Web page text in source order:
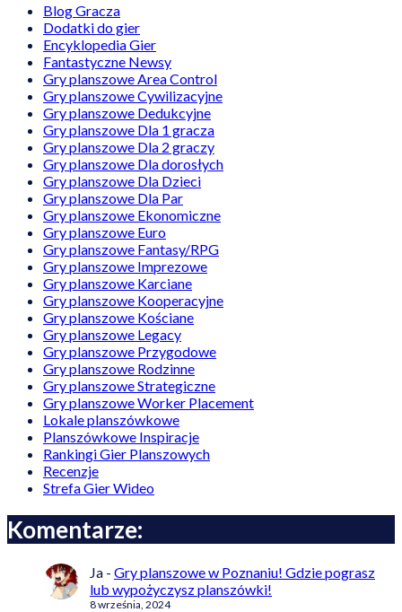
Blog Gracza
Dodatki do gier
Encyklopedia Gier
Fantastyczne Newsy
Gry planszowe Area Control
Gry planszowe Cywilizacyjne
Gry planszowe Dedukcyjne
Gry planszowe Dla 1 gracza
Gry planszowe Dla 2 graczy
Gry planszowe Dla dorosłych
Gry planszowe Dla Dzieci
Gry planszowe Dla Par
Gry planszowe Ekonomiczne
Gry planszowe Euro
Gry planszowe Fantasy/RPG
Gry planszowe Imprezowe
Gry planszowe Karciane
Gry planszowe Kooperacyjne
Gry planszowe Kościane
Gry planszowe Legacy
Gry planszowe Przygodowe
Gry planszowe Rodzinne
Gry planszowe Strategiczne
Gry planszowe Worker Placement
Lokale planszówkowe
Planszówkowe Inspiracje
Rankingi Gier Planszowych
Recenzje
Strefa Gier Wideo
Komentarze:
Ja - Gry planszowe w Poznaniu! Gdzie pograsz
lub wypożyczysz planszówki!
8 września, 2024